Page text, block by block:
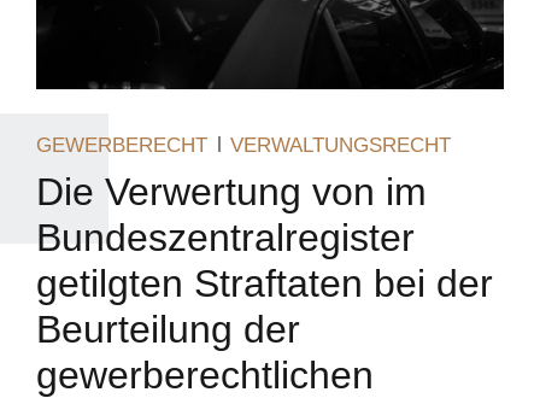
GEWERBERECHT VERWALTUNGSRECHT
Die Verwertung von im
Bundeszentralregister
getilgten Straftaten bei der
Beurteilung der
gewerberechtlichen